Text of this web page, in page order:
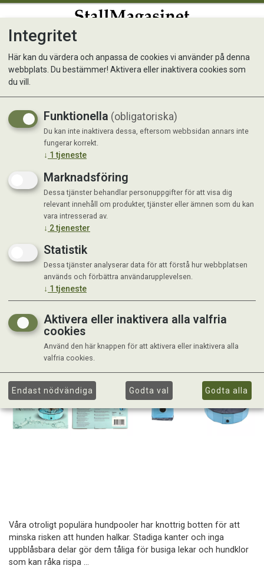
Hundpool 160cm
Våra otroligt populära hundpooler har knottrig botten för att
minska risken att hunden halkar. Stadiga kanter och inga
uppblåsbara delar gör dem tåliga för busiga lekar och hundklor
som kan råka rispa ...
Integritet
Här kan du värdera och anpassa de cookies vi använder på denna
webbplats. Du bestämmer! Aktivera eller inaktivera cookies som
du vill.
Funktionella (obligatoriska)
Du kan inte inaktivera dessa, eftersom webbsidan annars inte
fungerar korrekt.
↓ 1 tjeneste
Marknadsföring
Dessa tjänster behandlar personuppgifter för att visa dig
relevant innehåll om produkter, tjänster eller ämnen som du kan
vara intresserad av.
↓ 2tjenester
Statistik
Dessa tjänster analyserar data för att förstå hur webbplatsen
används och förbättra användarupplevelsen.
↓ 1 tjeneste
Aktivera eller inaktivera alla valfria
cookies
Använd den här knappen för att aktivera eller inaktivera alla
valfria cookies.
Endast nödvändiga Godta val Godta alla